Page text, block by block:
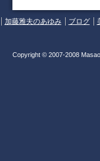
加藤雅夫のあゆみ ブログ
Copyright © 2007-2008